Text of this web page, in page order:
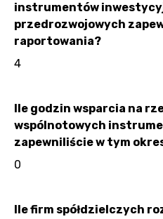
instrumentów
przedrozwojowych
raportowania?
4
Ile godzin wsparcia na
wspólnotowych
zapewniliście w tym
0
Ile firm spółdzielczych